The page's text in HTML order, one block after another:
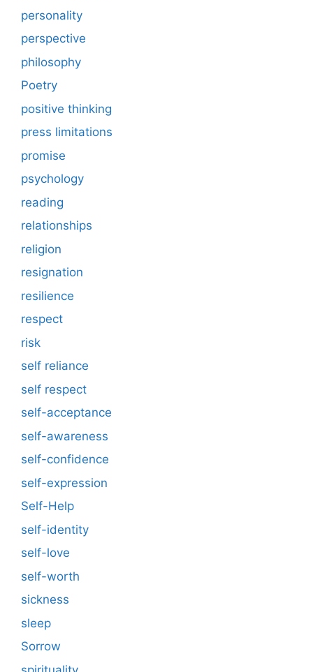
personality
perspective
philosophy
Poetry
positive thinking
press limitations
promise
psychology
reading
relationships
religion
resignation
resilience
respect
risk
self reliance
self respect
self-acceptance
self-awareness
self-confidence
self-expression
Self-Help
self-identity
self-love
self-worth
sickness
sleep
Sorrow